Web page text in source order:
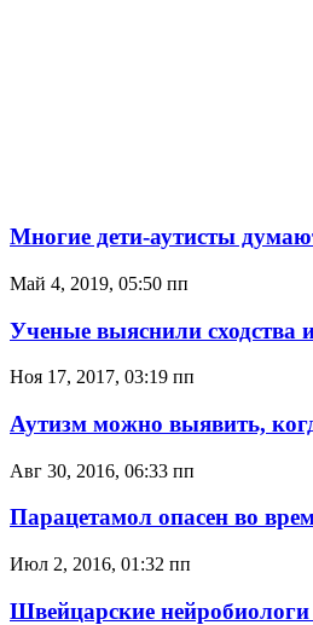
Многие дети-аутисты
Май 4, 2019, 05:50 пп
Ученые выяснили сходства
Ноя 17, 2017, 03:19 пп
Аутизм можно выявить,
Авг 30, 2016, 06:33 пп
Парацетамол опасен во
Июл 2, 2016, 01:32 пп
Швейцарские